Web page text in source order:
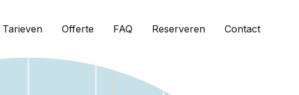
Tarieven Offerte FAQ Reserveren Contact